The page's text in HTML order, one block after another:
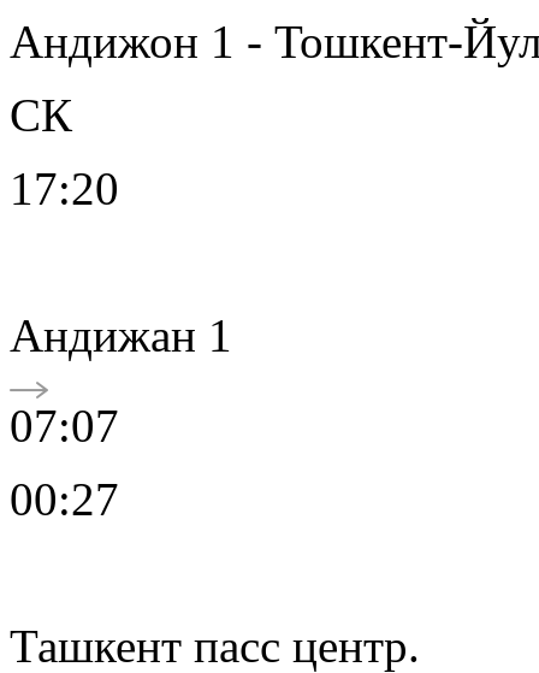
Андижон 1 - Тошкент-
СК
17:20
Андижан 1
07:07
00:27
Ташкент пасс центр.